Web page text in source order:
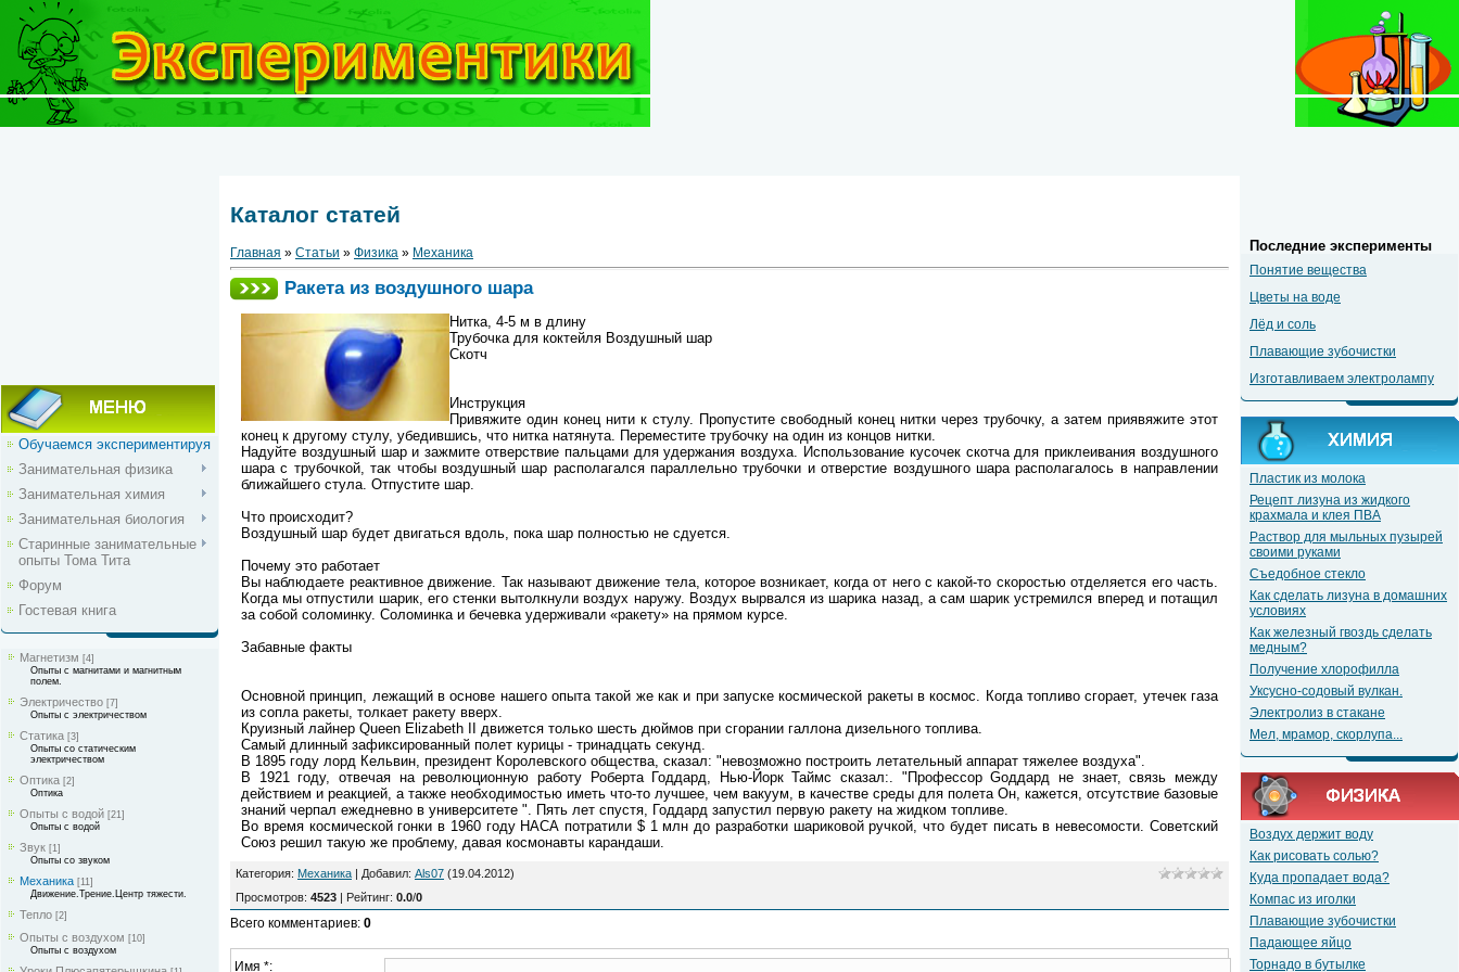
Обучаемся экспериментируя
Занимательная физика
Занимательная химия
Занимательная биология
Старинные занимательные
опыты Тома Тита
Форум
Гостевая книга
Магнетизм [4]
Опыты с магнитами и магнитным
полем.
Электричество [7]
Опыты с электричеством
Статика [3]
Опыты со статическим
электричеством
Оптика [2]
Оптика
Опыты с водой [21]
Опыты с водой
Звук [1]
Опыты со звуком
Механика [11]
Движение.Трение.Центр тяжести.
Тепло [2]
Опыты с воздухом [10]
Опыты с воздухом
Каталог статей
Главная » Статьи » Физика » Механика
Ракета из воздушного шара
Нитка, 4-5 м в длину
Трубочка для коктейля Воздушный шар
Скотч
Инструкция
Привяжите один конец нити к стулу. Пропустите свободный конец нитки через трубочку, а затем приявяжите этот
конец к другому стулу, убедившись, что нитка натянута. Переместите трубочку на один из концов нитки.
Надуйте воздушный шар и зажмите отверствие пальцами для удержания воздуха. Использование кусочек скотча для приклеивания воздушного
шара с трубочкой, так чтобы воздушный шар располагался параллельно трубочки и отверстие воздушного шара располагалось в направлении
ближайшего стула. Отпустите шар.
Что происходит?
Воздушный шар будет двигаться вдоль, пока шар полностью не сдуется.
Почему это работает
Вы наблюдаете реактивное движение. Так называют движение тела, которое возникает, когда от него с какой-то скоростью отделяется его часть.
Когда мы отпустили шарик, его стенки вытолкнули воздух наружу. Воздух вырвался из шарика назад, а сам шарик устремился вперед и потащил
за собой соломинку. Соломинка и бечевка удерживали «ракету» на прямом курсе.
Забавные факты
Основной принцип, лежащий в основе нашего опыта такой же как и при запуске космической ракеты в космос. Когда топливо сгорает, утечек газа
из сопла ракеты, толкает ракету вверх.
Круизный лайнер Queen Elizabeth II движется только шесть дюймов при сгорании галлона дизельного топлива.
Самый длинный зафиксированный полет курицы - тринадцать секунд.
В 1895 году лорд Кельвин, президент Королевского общества, сказал: "невозможно построить летательный аппарат тяжелее воздуха".
В 1921 году, отвечая на революционную работу Роберта Годдард, Нью-Йорк Таймс сказал:. "Профессор Gоддард не знает, связь между
действием и реакцией, а также необходимостью иметь что-то лучшее, чем вакуум, в качестве среды для полета Он, кажется, отсутствие базовые
знаний черпал ежедневно в университете ". Пять лет спустя, Годдард запустил первую ракету на жидком топливе.
Во время космической гонки в 1960 году НАСА потратили $ 1 млн до разработки шариковой ручкой, что будет писать в невесомости. Советский
Союз решил такую ​​же проблему, давая космонавты карандаши.
Категория: Механика | Добавил: Als07 (19.04.2012)
Просмотров: 4523 | Рейтинг: 0.0/0
Всего комментариев: 0
Имя *:
Последние эксперименты
Понятие вещества
Цветы на воде
Лёд и соль
Плавающие зубочистки
Изготавливаем электролампу
Пластик из молока
Рецепт лизуна из жидкого
крахмала и клея ПВА
Раствор для мыльных пузырей
своими руками
Съедобное стекло
Как сделать лизуна в домашних
условиях
Как железный гвоздь сделать
медным?
Получение хлорофилла
Уксусно-содовый вулкан.
Электролиз в стакане
Мел, мрамор, скорлупа...
Воздух держит воду
Как рисовать солью?
Куда пропадает вода?
Компас из иголки
Плавающие зубочистки
Падающее яйцо
Торнадо в бутылке